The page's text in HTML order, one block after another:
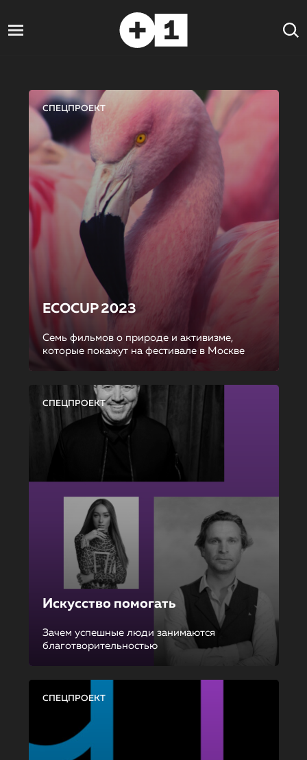
СПЕЦПРОЕКТ
ECOCUP 2023
Семь фильмов о природе и активизме,
которые покажут на фестивале в Москве
СПЕЦПРОЕКТ
Искусство помогать
Зачем успешные люди занимаются
благотворительностью
СПЕЦПРОЕКТ